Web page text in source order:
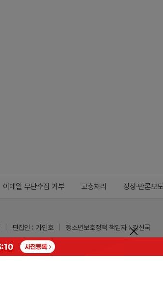
이메일 무단수집 거부 고충처리 정정·반론보도
편집인 : 가인호
청소년보호정책 책임자 : 강신국